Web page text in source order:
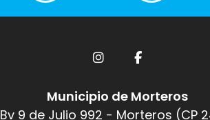
Municipio de Morteros
Bv 9 de Julio 992 - Morteros (CP